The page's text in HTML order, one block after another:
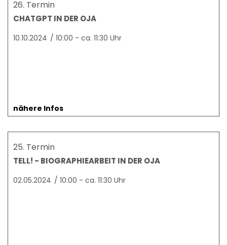
26. Termin
CHATGPT IN DER OJA
10.10.2024 / 10:00 - ca. 11:30 Uhr
nähere Infos
25. Termin
TELL! - BIOGRAPHIEARBEIT IN DER OJA
02.05.2024 / 10:00 - ca. 11:30 Uhr